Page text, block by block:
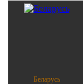
Беларусь